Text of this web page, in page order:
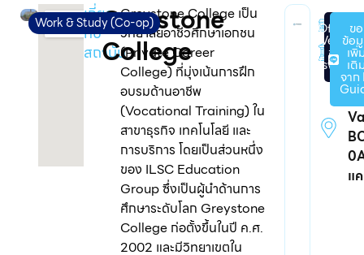
Work & Study (Co-op)
เกี่ยว
กับ
สถาบัน
Greystone
College
Greystone College เป็น
วิทยาลัยอาชีวศึกษาเอกชน
(Private Career
College) ที่มุ่งเน้นการฝึก
อบรมด้านอาชีพ
(Vocational Training) ใน
สาขาธุรกิจ เทคโนโลยี และ
การบริการ โดยเป็นส่วนหนึ่ง
ของ ILSC Education
Group ซึ่งเป็นผู้นำด้านการ
ศึกษาระดับโลก Greystone
College ก่อตั้งขึ้นในปี ค.ศ.
2002 และมีวิทยาเขตใน
เ
แ
Official
Website
ของ
โรงเรียน
ขอ
ข้อ
เพิ่
เติ
จาก